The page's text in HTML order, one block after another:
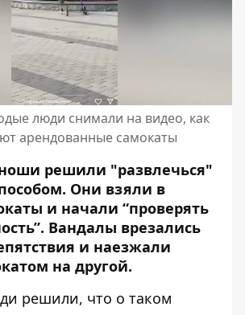
люди снимали на видео, как
арендованные самокаты
решили "развлечься"
Они взяли в
и начали “проверять
Вандалы врезались
и наезжали
на другой.
решили, что о таком